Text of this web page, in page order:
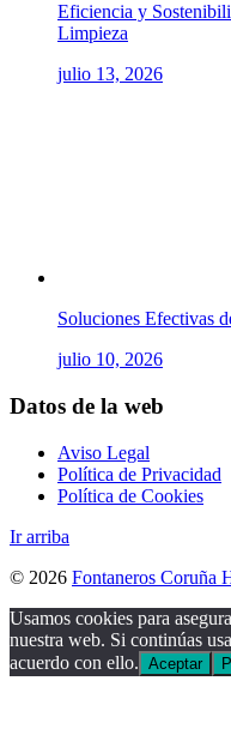
Eficiencia y
Limpieza
julio 13, 2026
Soluciones Efectivas
julio 10, 2026
Datos de la web
Aviso Legal
Política de Privacidad
Política de Cookies
Ir arriba
© 2026 Fontaneros Coruña
Usamos cookies para
nuestra web. Si continúas
acuerdo con ello. Aceptar